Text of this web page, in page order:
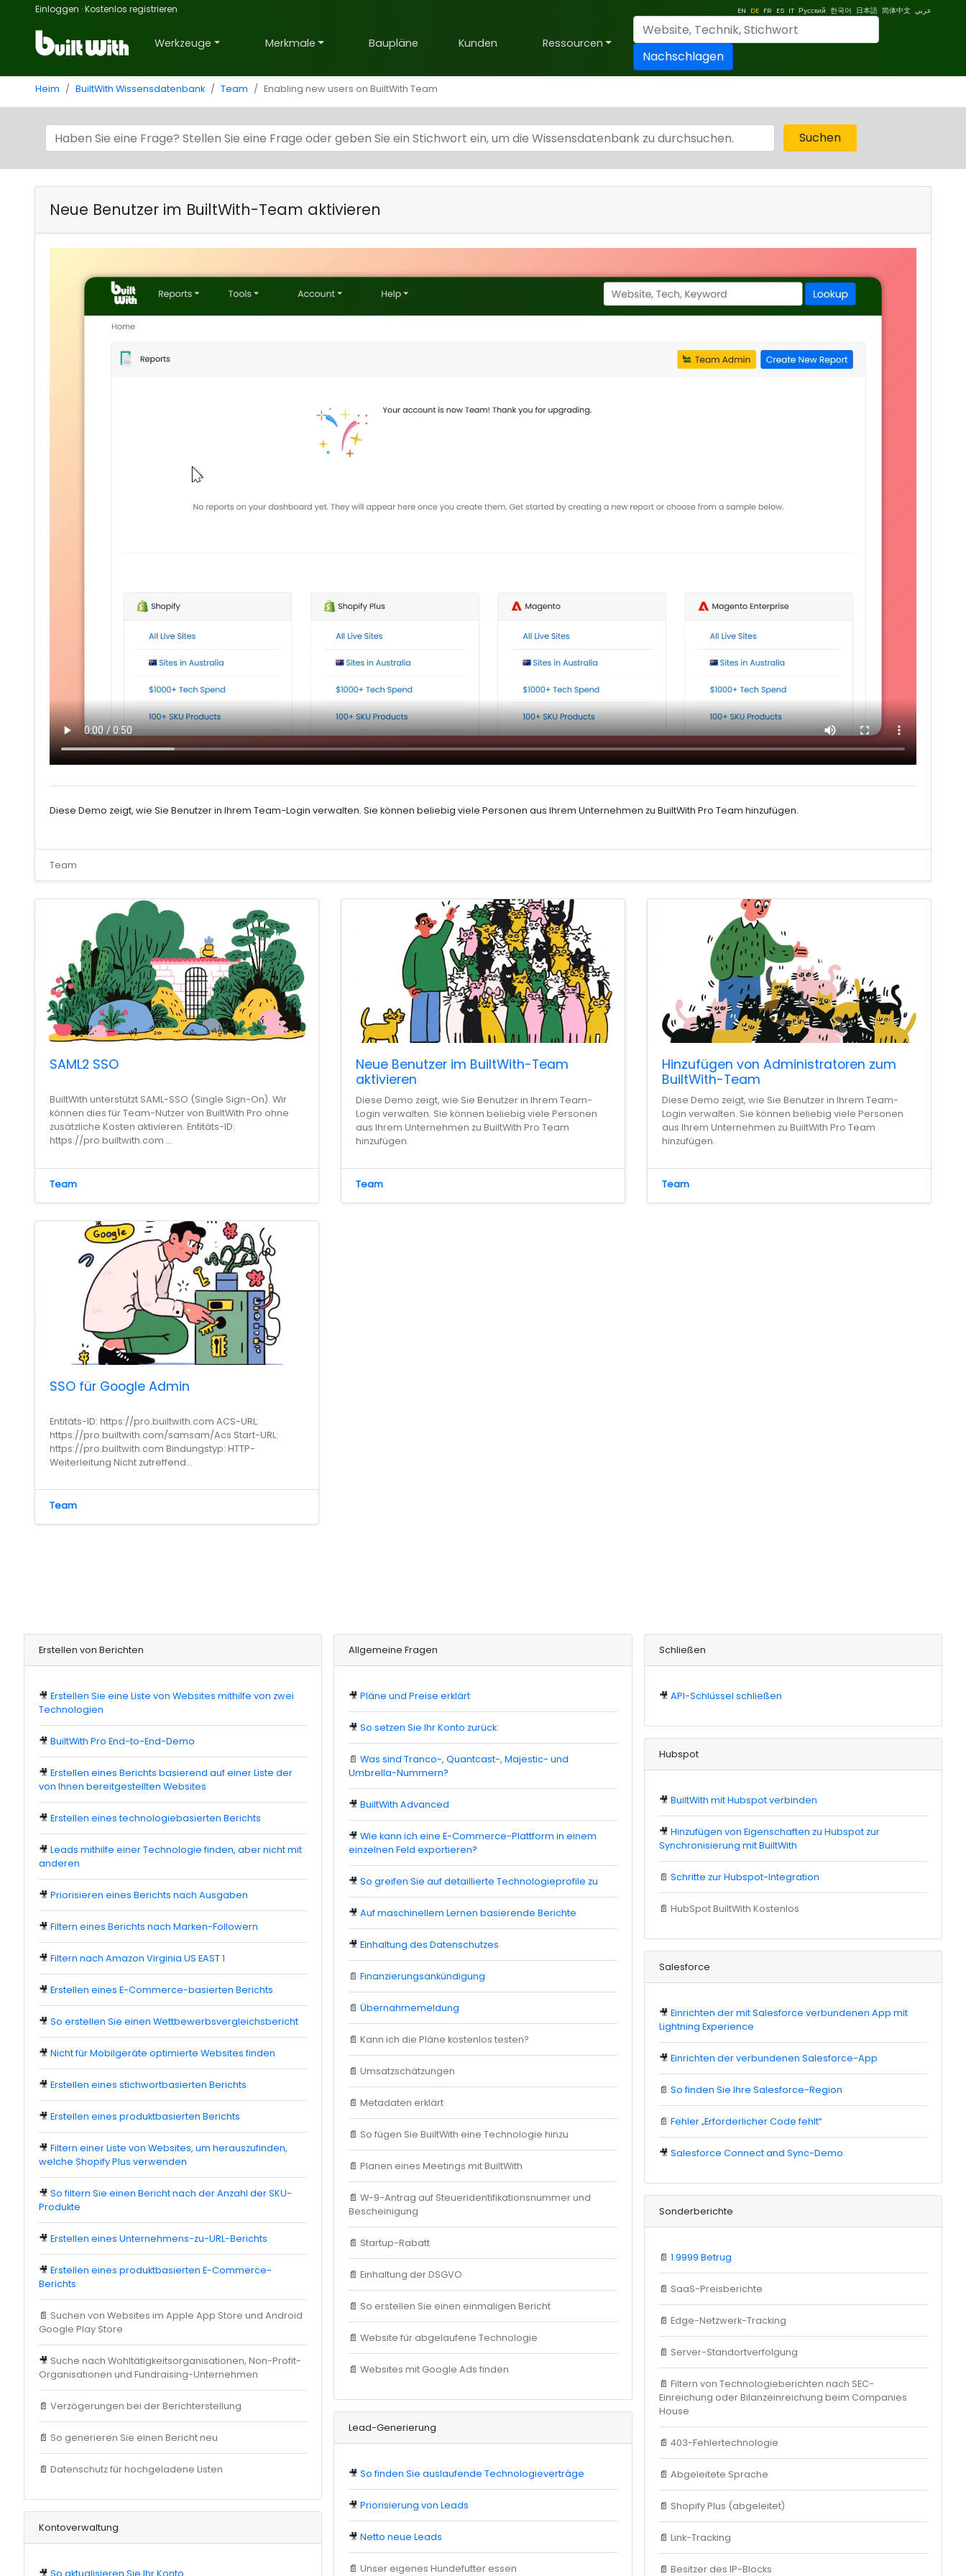
Einloggen ·Kostenlos registrieren EN DE FR ES IT Русский 한국어 日本語 简体中文 عربي
Werkzeuge Merkmale Baupläne Kunden Ressourcen
Nachschlagen
Heim BuiltWith Wissensdatenbank Team Enabling new users on BuiltWith Team
Suchen
Neue Benutzer im BuiltWith-Team aktivieren
Diese Demo zeigt, wie Sie Benutzer in Ihrem Team-Login verwalten. Sie können beliebig viele Personen aus Ihrem Unternehmen zu BuiltWith Pro Team hinzufügen.
Team
SAML2 SSO
BuiltWith unterstützt SAML-SSO (Single Sign-On). Wir
können dies für Team-Nutzer von BuiltWith Pro ohne
zusätzliche Kosten aktivieren. Entitäts-ID:
https://pro.builtwith.com ...
Team
Neue Benutzer im BuiltWith-Team
aktivieren
Diese Demo zeigt, wie Sie Benutzer in Ihrem Team-
Login verwalten. Sie können beliebig viele Personen
aus Ihrem Unternehmen zu BuiltWith Pro Team
hinzufügen.
Team
Hinzufügen von Administratoren zum
BuiltWith-Team
Diese Demo zeigt, wie Sie Benutzer in Ihrem Team-
Login verwalten. Sie können beliebig viele Personen
aus Ihrem Unternehmen zu BuiltWith Pro Team
hinzufügen.
Team
SSO für Google Admin
Entitäts-ID: https://pro.builtwith.com ACS-URL:
https://pro.builtwith.com/samsam/Acs Start-URL:
https://pro.builtwith.com Bindungstyp: HTTP-
Weiterleitung Nicht zutreffend...
Team
Erstellen von Berichten
🎥 Erstellen Sie eine Liste von Websites mithilfe von zwei
Technologien
🎥 BuiltWith Pro End-to-End-Demo
🎥 Erstellen eines Berichts basierend auf einer Liste der
von Ihnen bereitgestellten Websites
🎥 Erstellen eines technologiebasierten Berichts
🎥 Leads mithilfe einer Technologie finden, aber nicht mit
anderen
🎥 Priorisieren eines Berichts nach Ausgaben
🎥 Filtern eines Berichts nach Marken-Followern
🎥 Filtern nach Amazon Virginia US EAST 1
🎥 Erstellen eines E-Commerce-basierten Berichts
🎥 So erstellen Sie einen Wettbewerbsvergleichsbericht
🎥 Nicht für Mobilgeräte optimierte Websites finden
🎥 Erstellen eines stichwortbasierten Berichts
🎥 Erstellen eines produktbasierten Berichts
🎥 Filtern einer Liste von Websites, um herauszufinden,
welche Shopify Plus verwenden
🎥 So filtern Sie einen Bericht nach der Anzahl der SKU-
Produkte
🎥 Erstellen eines Unternehmens-zu-URL-Berichts
🎥 Erstellen eines produktbasierten E-Commerce-
Berichts
📄 Suchen von Websites im Apple App Store und Android
Google Play Store
🎥 Suche nach Wohltätigkeitsorganisationen, Non-Profit-
Organisationen und Fundraising-Unternehmen
📄 Verzögerungen bei der Berichterstellung
📄 So generieren Sie einen Bericht neu
📄 Datenschutz für hochgeladene Listen
Kontoverwaltung
Allgemeine Fragen
🎥Pläne und Preise erklärt
🎥So setzen Sie Ihr Konto zurück
📄Was sind Tranco-, Quantcast-, Majestic- und
Umbrella-Nummern?
🎥BuiltWith Advanced
🎥Wie kann ich eine E-Commerce-Plattform in einem
einzelnen Feld exportieren?
🎥So greifen Sie auf detaillierte Technologieprofile zu
🎥Auf maschinellem Lernen basierende Berichte
🎥Einhaltung des Datenschutzes
📄Finanzierungsankündigung
📄Übernahmemeldung
📄Kann ich die Pläne kostenlos testen?
📄Umsatzschätzungen
📄Metadaten erklärt
📄 So fügen Sie BuiltWith eine Technologie hinzu
📄Planen eines Meetings mit BuiltWith
📄W-9-Antrag auf Steueridentifikationsnummer und
Bescheinigung
📄 Startup-Rabatt
📄Einhaltung der DSGVO
📄 So erstellen Sie einen einmaligen Bericht
📄Website für abgelaufene Technologie
📄Websites mit Google Ads finden
Lead-Generierung
🎥So finden Sie auslaufende Technologieverträge
🎥Priorisierung von Leads
🎥Netto neue Leads
📄Unser eigenes Hundefutter essen
Schließen
🎥 API-Schlüssel schließen
Hubspot
🎥 BuiltWith mit Hubspot verbinden
🎥 Hinzufügen von Eigenschaften zu Hubspot zur
Synchronisierung mit BuiltWith
📄 Schritte zur Hubspot-Integration
📄 HubSpot BuiltWith Kostenlos
Salesforce
🎥 Einrichten der mit Salesforce verbundenen App mit
Lightning Experience
🎥 Einrichten der verbundenen Salesforce-App
📄 So finden Sie Ihre Salesforce-Region
📄 Fehler „Erforderlicher Code fehlt“
🎥 Salesforce Connect and Sync-Demo
Sonderberichte
📄 1.9999 Betrug
📄 SaaS-Preisberichte
📄 Edge-Netzwerk-Tracking
📄 Server-Standortverfolgung
📄 Filtern von Technologieberichten nach SEC-
Einreichung oder Bilanzeinreichung beim Companies
House
📄 403-Fehlertechnologie
📄 Abgeleitete Sprache
📄 Shopify Plus (abgeleitet)
📄 Link-Tracking
📄 Besitzer des IP-Blocks